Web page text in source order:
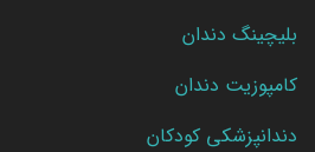
بلیچینگ دندان
کامپوزیت دندان
دندانپزشکی کودکان